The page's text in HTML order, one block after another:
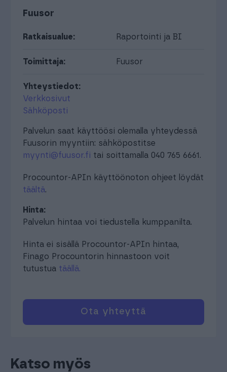
Fuusor
Ratkaisualue: Raportointi ja BI
Toimittaja: Fuusor
Yhteystiedot:
Verkkosivut
Sähköposti
Palvelun saat käyttöösi olemalla yhteydessä
Fuusorin myyntiin: sähköpostitse
myynti@fuusor.fi tai soittamalla 040 765 6661.
Procountor-APIn käyttöönoton ohjeet löydät
täältä.
Hinta:
Palvelun hintaa voi tiedustella kumppanilta.
Hinta ei sisällä Procountor-APIn hintaa,
Finago Procountorin hinnastoon voit
tutustua täällä.
Ota yhteyttä
Katso myös